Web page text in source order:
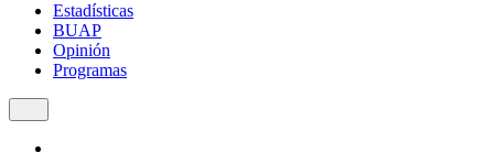
Estadísticas
BUAP
Opinión
Programas